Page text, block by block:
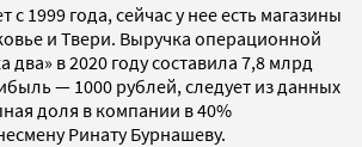
с 1999 года, сейчас у нее есть магазины
и Твери. Выручка операционной
два» в 2020 году составила 7,8 млрд
— 1000 рублей, следует из данных
доля в компании в 40%
Ринату Бурнашеву.